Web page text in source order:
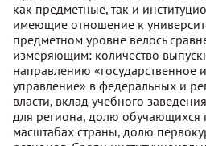
как предметные, так и
имеющие отношение к
предметном уровне велось
измеряющим: количество
направлению «государственное
управление» в федеральных и
власти, вклад учебного
для региона, долю
масштабах страны, долю